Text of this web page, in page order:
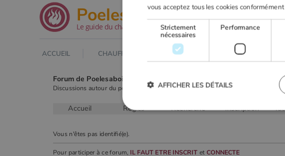
Poeles .net
Le guide du chauffage au bois
ACCUEIL CHAUFFAGE AU BOIS POELE À BOIS
Forum de Poelesabois.com
Discussions autour du poêle & du chauffage au bois.
Accueil Règles Recherche Inscription
Vous n'êtes pas identifié(e).
Pour participer à ce forum, IL FAUT ETRE INSCRITet CONNECTE
vous acceptez tous les cookies
Strictement
nécessaires
Performance
AFFICHER LES DÉTAILS
gestion des comptes. Le site Web ne peut pas être utilisé